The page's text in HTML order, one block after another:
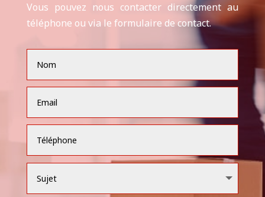
Vous pouvez nous contacter directement au
téléphone ou via le formulaire de contact.